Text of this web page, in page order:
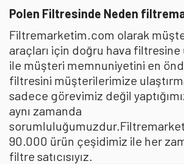
Polen Filtresinde Neden
Filtremarketim.com olarak
araçları için doğru hava
ile müşteri memnuniyetini en
filtresini müşterilerimize
sadece görevimiz değil
aynı zamanda
90.000 ürün çeşidimiz ile her
filtre satıcısıyız.